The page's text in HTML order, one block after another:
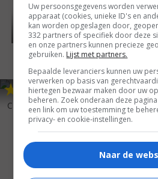
,9
Carry on Again Doctor (1969)
Uw persoonsgegevens worden
apparaat (cookies, unieke ID's en
kan worden opgeslagen door,
332 partners of specifiek door deze
en onze partners kunnen precieze
gebruiken. Lijst met partners.
Bepaalde leveranciers kunnen uw
verwerken op basis van
hiertegen bezwaar maken door uw
beheren. Zoek onderaan deze
een link om uw toestemming te
privacy- en cookie-instellingen.
Naar de